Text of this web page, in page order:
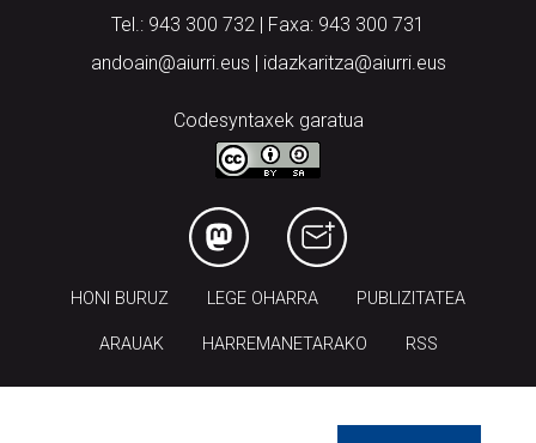
Tel.: 943 300 732 | Faxa: 943 300 731
andoain@aiurri.eus | idazkaritza@aiurri.eus
Codesyntaxek garatua
HONI BURUZ LEGE OHARRA PUBLIZITATEA
ARAUAK HARREMANETARAKO RSS